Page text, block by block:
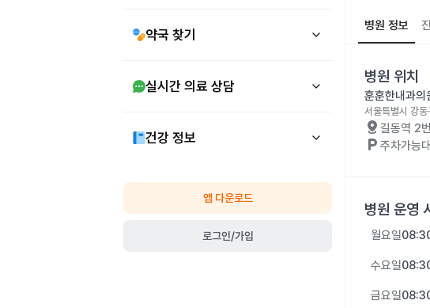
약국 찾기
실시간 의료 상담
건강 정보
앱 다운로드
로그인/가입
병원 정보
병원 위치
훈훈한내과의
서울특별시 강
distance 길동역 2
local_parking 주차가능
병원 운영
월요일
수요일
금요일